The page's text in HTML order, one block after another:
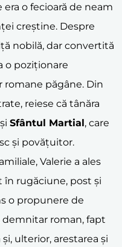
era o fecioară de neam
creștine. Despre
nobilă, dar convertită
o poziționare
romane păgâne. Din
reiese că tânăra
Sfântul Martial, care
și povățuitor.
Valerie a ales
în rugăciune, post și
o propunere de
roman, fapt
ulterior, arestarea și